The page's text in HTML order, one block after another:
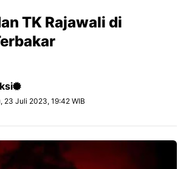
TK Rajawali di
23 Juli 2023, 19:42 WIB